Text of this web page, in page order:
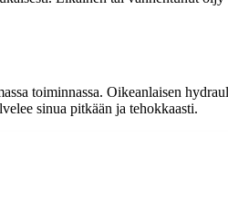
toiminnassa. Oikeanlaisen
sinua pitkään ja tehokkaasti.